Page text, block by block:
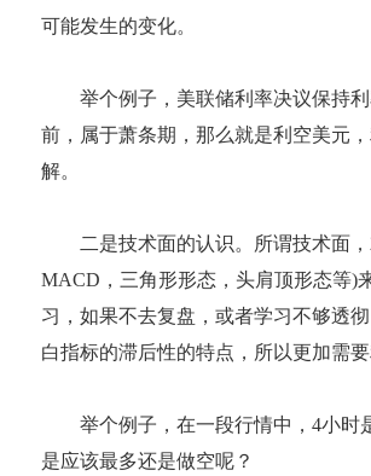
可能发生的变化。
举个例子，美联储利率决议保持利
前，属于萧条期，那么就是利空美元
解。
二是技术面的认识。所谓技术面，
MACD，三角形形态，头肩顶形态等)
习，如果不去复盘，或者学习不够透
白指标的滞后性的特点，所以更加需
举个例子，在一段行情中，4小时
是应该最多还是做空呢？